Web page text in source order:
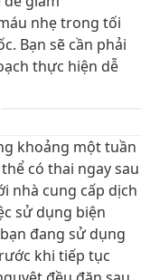
nhẹ trong tối
Bạn sẽ cần phải
thực hiện dễ
khoảng một tuần
có thai ngay sau
nhà cung cấp dịch
sử dụng biện
đang sử dụng
khi tiếp tục